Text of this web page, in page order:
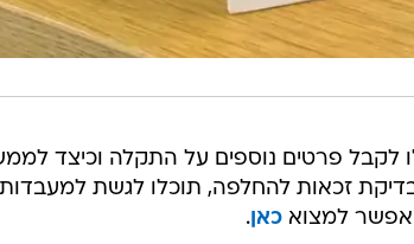
לקבל פרטים נוספים על התקלה וכיצד
זכאות להחלפה, תוכלו לגשת למעבדות
כאן.